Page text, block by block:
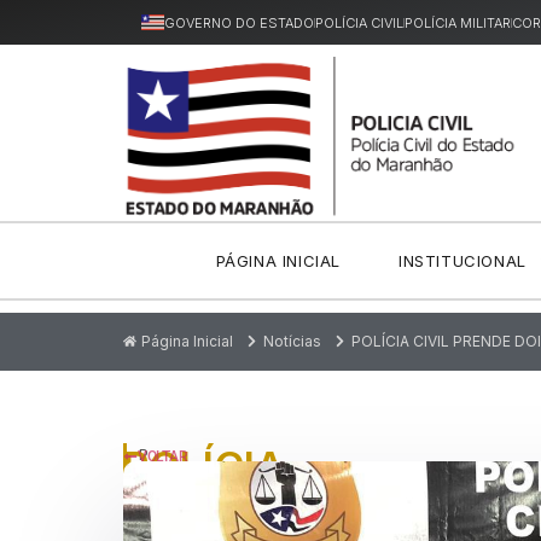
GOVERNO DO ESTADOPOLÍCIA CIVILPOLÍCIA MILITAR
PÁGINA INICIAL INSTITUCIONAL
Página Inicial Notícias POLÍCIA CIVIL PRENDE
P
u
bl
ic
POLÍCIA
CIVIL
VOLTAR